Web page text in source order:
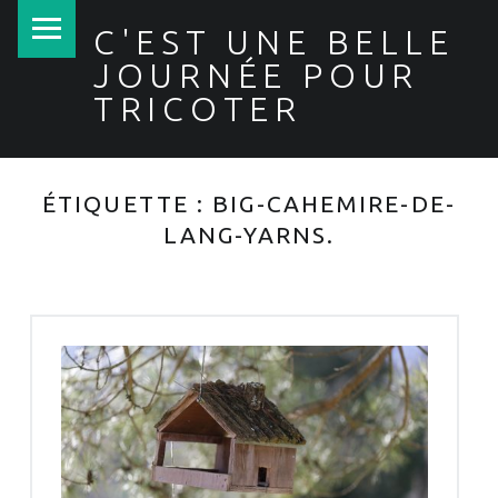
C'EST UNE BELLE
JOURNÉE POUR
TRICOTER
ÉTIQUETTE : BIG-CAHEMIRE-DE-
LANG-YARNS.